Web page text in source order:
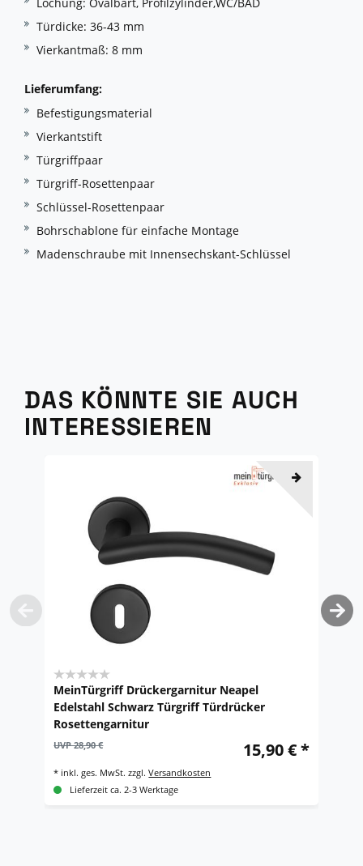
Türdicke: 36-43 mm
Vierkantmaß: 8 mm
Lieferumfang:
Befestigungsmaterial
Vierkantstift
Türgriffpaar
Türgriff-Rosettenpaar
Schlüssel-Rosettenpaar
Bohrschablone für einfache Montage
Madenschraube mit Innensechskant-Schlüssel
DAS KÖNNTE SIE AUCH
INTERESSIEREN
MeinTürgriff Drückergarnitur Neapel
Edelstahl Schwarz Türgriff Türdrücker
Rosettengarnitur
UVP 28,90 € 15,90 € *
* inkl. ges. MwSt. zzgl.Versandkosten
Lieferzeit ca. 2-3 Werktage